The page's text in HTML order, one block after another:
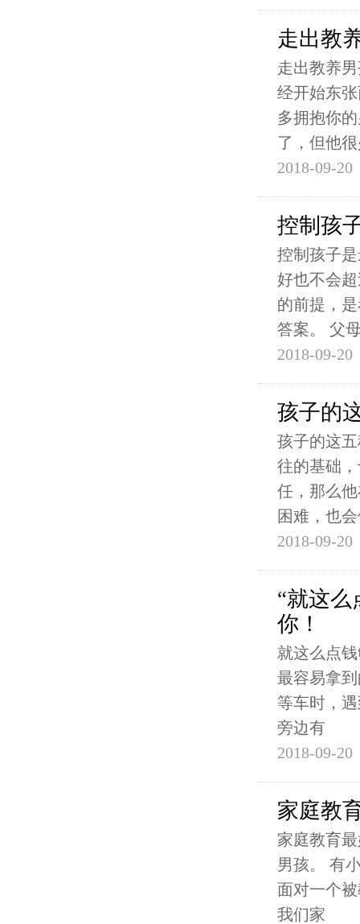
走出教
走出教养
经开始东
多拥抱你
了，但他
2018-09-20
控制孩
控制孩子
好也不会
的前提，
答案。 父
2018-09-20
孩子的
孩子的这
往的基础
任，那么
困难，也
2018-09-20
“就这
你！
就这么点
最容易拿
等车时，
旁边有
2018-09-20
家庭教
家庭教育
男孩。 有
面对一个
我们家